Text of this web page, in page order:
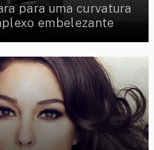
para uma curvatura
embelezante